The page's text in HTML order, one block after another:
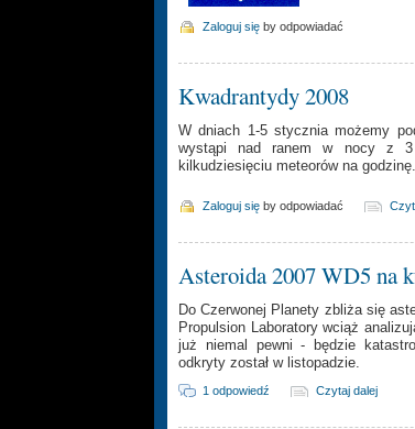
Zaloguj się by odpowiadać
Kwadrantydy 2008
W dniach 1-5 stycznia możemy
wystąpi nad ranem w nocy z
kilkudziesięciu meteorów na godzinę.
Zaloguj się by odpowiadać
Asteroida 2007 WD5 na
Do Czerwonej Planety zbliża się
Propulsion Laboratory wciąż
już niemal pewni - będzie
odkryty został w listopadzie.
1 odpowiedź Czytaj dalej